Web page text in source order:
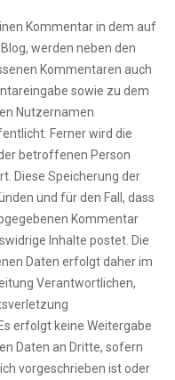
Kommentar in dem auf
werden neben den
Kommentaren auch
sowie zu dem
Nutzernamen
Ferner wird die
betroffenen Person
Diese Speicherung der
und für den Fall, dass
Kommentar
Inhalte postet. Die
Daten erfolgt daher im
Verantwortlichen,
erfolgt keine Weitergabe
Daten an Dritte, sofern
vorgeschrieben ist oder